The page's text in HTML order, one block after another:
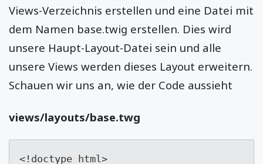
Views-Verzeichnis erstellen und eine Datei mit
dem Namen base.twig erstellen. Dies wird
unsere Haupt-Layout-Datei sein und alle
unsere Views werden dieses Layout erweitern.
Schauen wir uns an, wie der Code aussieht
views/layouts/base.twg
<!doctype html>